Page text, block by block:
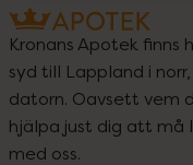
Kronans Apotek finns
syd till Lappland i
datorn. Oavsett vem
hjälpa just dig att må
med oss.